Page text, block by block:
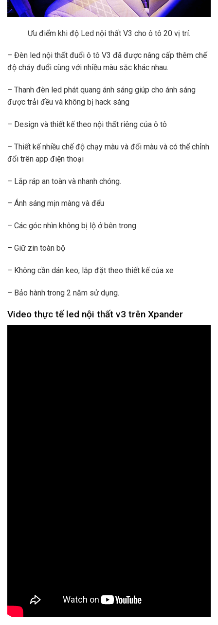
Ưu điểm khi độ Led nội thất V3 cho ô tô 20 vị trí.
– Đèn led nội thất đuổi ô tô V3 đã được nâng cấp thêm chế
độ chảy đuổi cùng với nhiều màu sắc khác nhau.
– Thanh đèn led phát quang ánh sáng giúp cho ánh sáng
được trải đều và không bị hack sáng
– Design và thiết kế theo nội thất riêng của ô tô
– Thiết kế nhiều chế độ chạy màu và đổi màu và có thể chỉnh
đổi trên app điện thoại
– Lắp ráp an toàn và nhanh chóng.
– Ánh sáng mịn màng và đểu
– Các góc nhìn không bị lộ ở bên trong
– Giữ zin toàn bộ
– Không cần dán keo, lắp đặt theo thiết kế của xe
– Bảo hành trong 2 năm sử dụng.
Video thực tế led nội thất v3 trên Xpander